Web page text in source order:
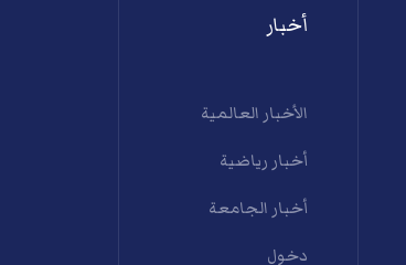
أخبار
الأخبار العالمية
أخبار رياضية
أخبار الجامعة
دخول